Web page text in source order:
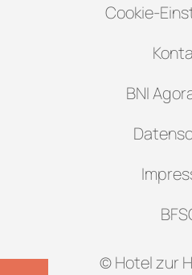
© Hotel zur
Cookie-
BNI